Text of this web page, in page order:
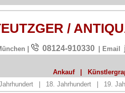
/
| 08124-910330 | Email
Ankauf
18. Jahrhundert 19.